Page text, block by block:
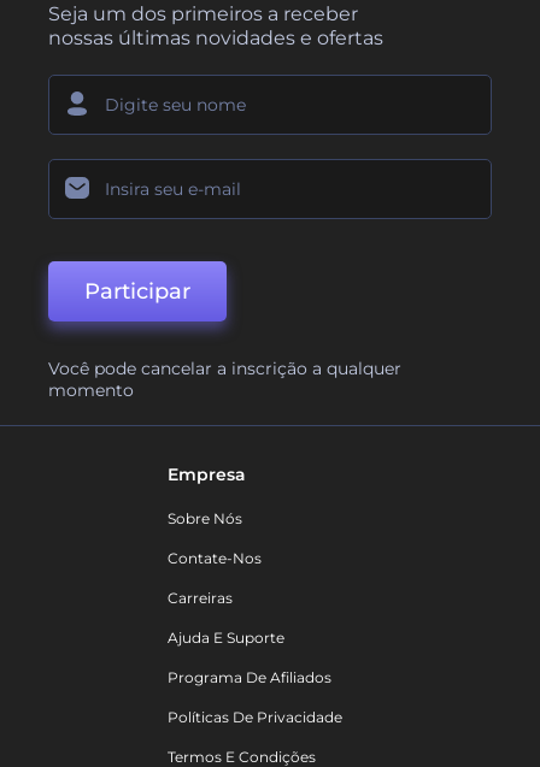
Seja um dos primeiros a receber
nossas últimas novidades e ofertas
Participar
Você pode cancelar a inscrição a qualquer
momento
Empresa
Sobre Nós
Contate-Nos
Carreiras
Ajuda E Suporte
Programa De Afiliados
Políticas De Privacidade
Termos E Condições